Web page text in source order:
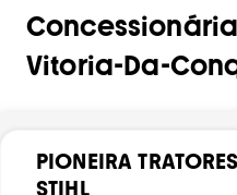
Vitoria-Da-
PIONEIRA
STIHL